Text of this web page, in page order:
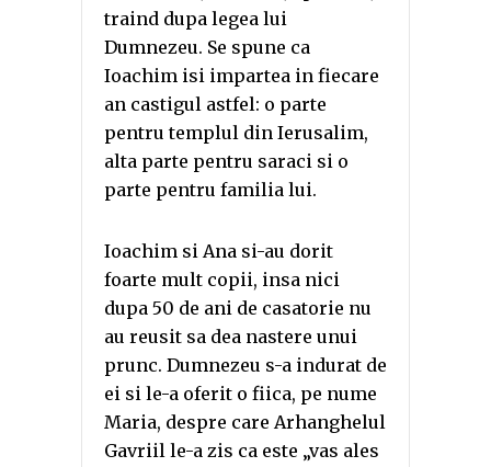
traind dupa legea lui
Dumnezeu. Se spune ca
Ioachim isi impartea in fiecare
an castigul astfel: o parte
pentru templul din Ierusalim,
alta parte pentru saraci si o
parte pentru familia lui.
Ioachim si Ana si-au dorit
foarte mult copii, insa nici
dupa 50 de ani de casatorie nu
au reusit sa dea nastere unui
prunc. Dumnezeu s-a indurat de
ei si le-a oferit o fiica, pe nume
Maria, despre care Arhanghelul
Gavriil le-a zis ca este „vas ales